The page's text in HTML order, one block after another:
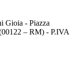
Gioia - Piazza
– RM) - P.IVA